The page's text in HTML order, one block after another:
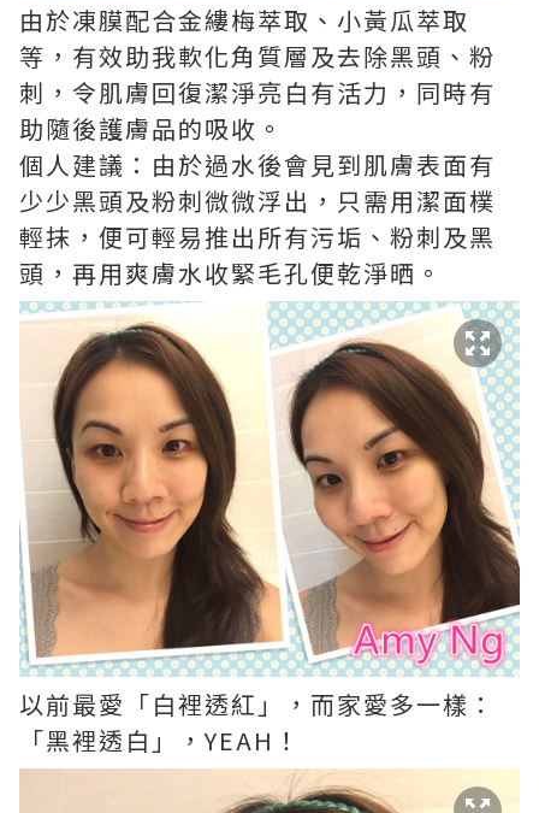
由於凍膜配合金縷梅萃取、小黃瓜萃取
等，有效助我軟化角質層及去除黑頭、粉
刺，令肌膚回復潔淨亮白有活力，同時有
助隨後護膚品的吸收。
個人建議：由於過水後會見到肌膚表面有
少少黑頭及粉刺微微浮出，只需用潔面樸
輕抹，便可輕易推出所有污垢、粉刺及黑
頭，再用爽膚水收緊毛孔便乾淨晒。
以前最愛「白裡透紅」，而家愛多一樣：
「黑裡透白」，YEAH！